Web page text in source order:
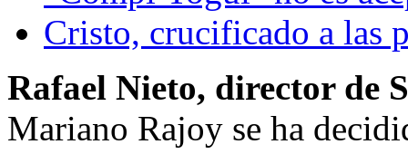
Cristo, crucificado a las
Rafael Nieto, director de
Mariano Rajoy se ha